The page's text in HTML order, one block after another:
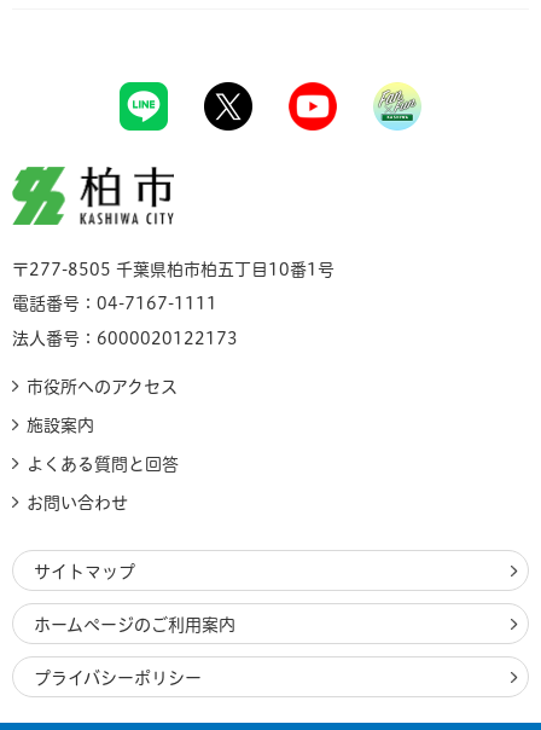
柏市
〒277-8505 千葉県柏市柏五丁目10番1号
電話番号：04-7167-1111
法人番号：6000020122173
市役所へのアクセス
施設案内
よくある質問と回答
お問い合わせ
サイトマップ
ホームページのご利用案内
プライバシーポリシー